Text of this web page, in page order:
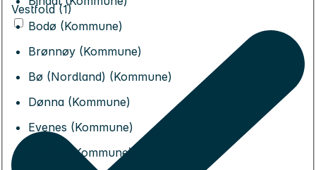
Bodø (Kommune)
Brønnøy (Kommune)
Bø (Nordland) (Kommune)
Dønna (Kommune)
Evenes (Kommune)
Fauske (Kommune)
Vestfold (1)